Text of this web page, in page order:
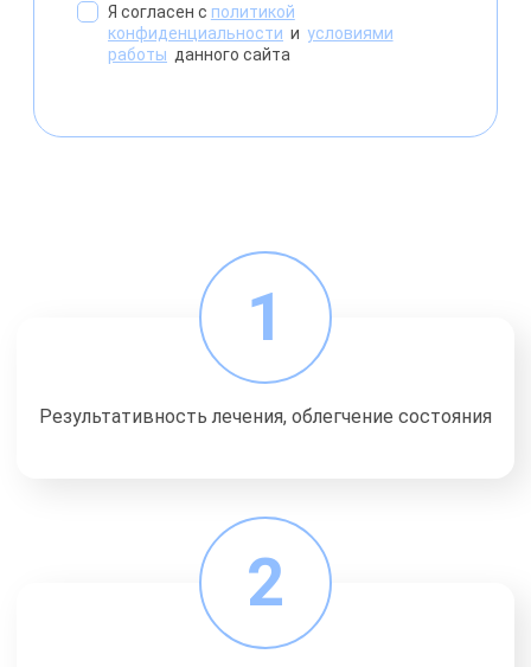
Я согласен с политикой
конфиденциальности и условиями
работы данного сайта
1
Результативность лечения, облегчение состояния
2